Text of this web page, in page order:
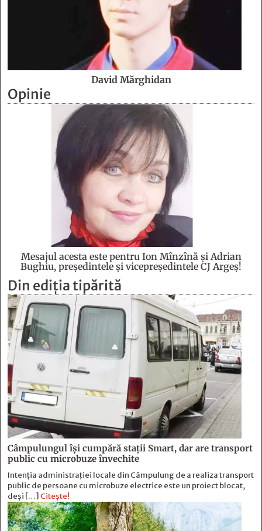
David Mărghidan
Opinie
Mesajul acesta este pentru Ion Mînzînă şi Adrian
Bughiu, preşedintele şi vicepreşedintele CJ Argeş!
Din ediția tipărită
Câmpulungul îşi cumpără staţii Smart, dar are transport
public cu microbuze învechite
Intenția administrației locale din Câmpulung de a realiza transport
public de persoane cu microbuze electrice este un proiect blocat,
deși […] Citește!